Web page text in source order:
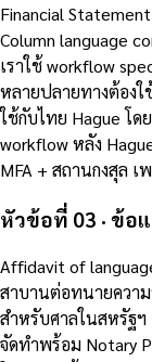
Financial
Column language
เราใช้ workflow
หลายปลายทางต้อง
ใช้กับไทย Hague โด
workflow หลัง
MFA + สถานกงสุล
หัวข้อที่ 03 · ข้อ
Affidavit of
สาบานต่อทนายควา
สำหรับศาลในสหรัฐฯ
จัดทำพร้อม Notary